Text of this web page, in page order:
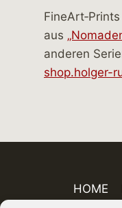
FineArt‑Prints
aus
anderen
shop.holger-
HOME